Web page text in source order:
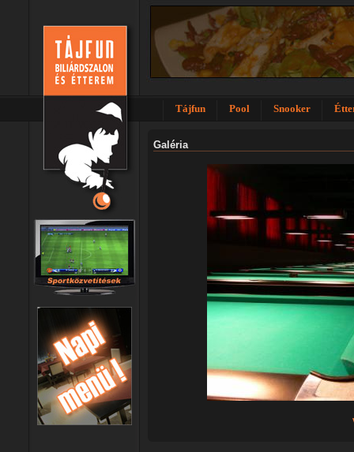
Tájfun Pool Snooker
Galéria